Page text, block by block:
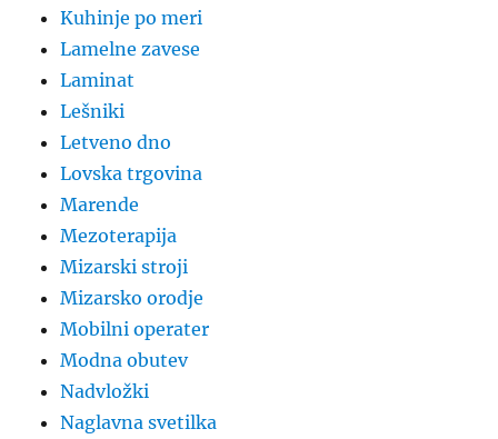
Kuhinje po meri
Lamelne zavese
Laminat
Lešniki
Letveno dno
Lovska trgovina
Marende
Mezoterapija
Mizarski stroji
Mizarsko orodje
Mobilni operater
Modna obutev
Nadvložki
Naglavna svetilka